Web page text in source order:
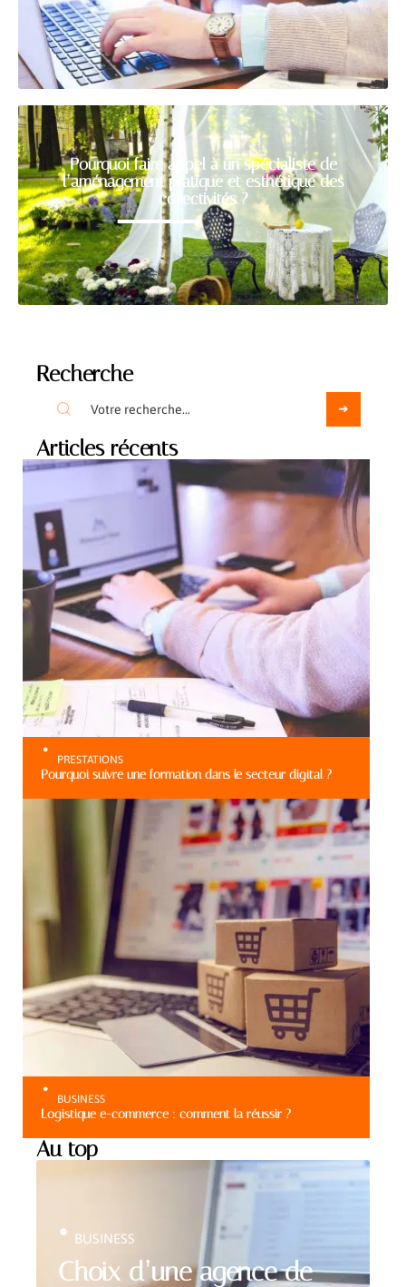
Pourquoi faire appel à un spécialiste de
l’aménagement pratique et esthétique des
collectivités ?
Recherche
Articles récents
PRESTATIONS
Pourquoi suivre une formation dans le secteur digital ?
BUSINESS
Logistique e-commerce : comment la réussir ?
Au top
Choix d’une agence de
BUSINESS